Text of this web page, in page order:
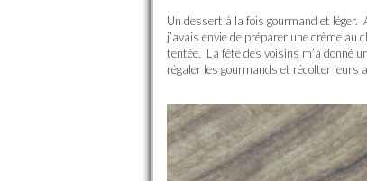
Un dessert à la fois gourmand et
j’avais envie de préparer une crème au
tentée. La fête des voisins m’a donné
régaler les gourmands et récolter leurs